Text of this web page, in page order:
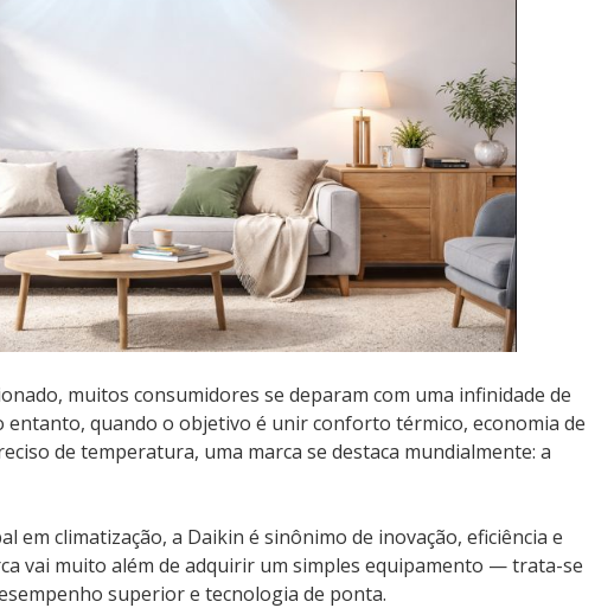
muitos consumidores se deparam com uma infinidade de
entanto, quando o objetivo é unir conforto térmico, economia de
de temperatura, uma marca se destaca mundialmente: a
em climatização, a Daikin é sinônimo de inovação, eficiência e
vai muito além de adquirir um simples equipamento — trata-se
superior e tecnologia de ponta.